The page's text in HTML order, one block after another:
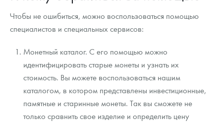
Русская нумизматика
Наборы подарочных и коллекционных монет
Монеты и жетоны из недрагоценных металлов
Книги по нумизматике
Чтобы не ошибиться, можно воспользоваться помощью
специалистов и специальных сервисов:
Монетный каталог. С его помощью можно
идентифицировать старые монеты и узнать их
стоимость. Вы можете воспользоваться нашим
каталогом, в котором представлены инвестиционные,
памятные и старинные монеты. Так вы сможете не
только сравнить свое изделие и определить цену